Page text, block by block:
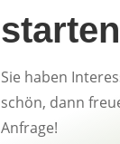
starten
Sie haben
schön, dann
Anfrage!